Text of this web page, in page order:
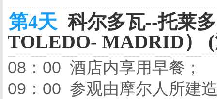
第4天 科尔多瓦--托莱
TOLEDO- MADRID）
08：00 酒店内享用早餐；
09：00 参观由摩尔人所建